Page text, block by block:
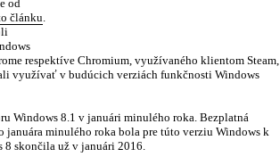
od
článku.
respektíve Chromium, využívaného klientom Steam,
využívať v budúcich verziách funkčnosti Windows
Windows 8.1 v januári minulého roka. Bezplatná
minulého roka bola pre túto verziu Windows k
8 skončila už v januári 2016.